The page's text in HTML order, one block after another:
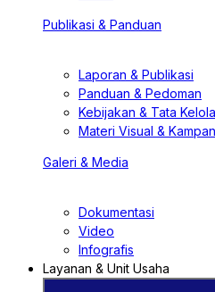
Publikasi & Panduan
Laporan & Publikasi
Panduan & Pedoman
Kebijakan & Tata Kelola
Materi Visual &
Galeri & Media
Dokumentasi
Video
Infografis
Layanan & Unit Usaha